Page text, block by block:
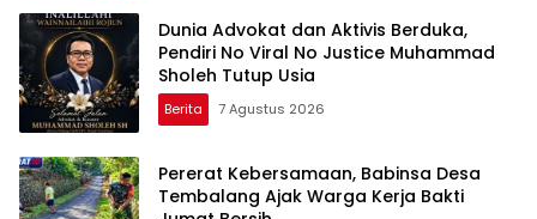
Dunia Advokat dan Aktivis Berduka,
Pendiri No Viral No Justice Muhammad
Sholeh Tutup Usia
Berita 7 Agustus 2026
Pererat Kebersamaan, Babinsa Desa
Tembalang Ajak Warga Kerja Bakti